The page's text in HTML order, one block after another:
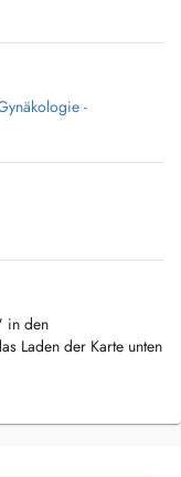
-
in den
Laden der Karte unten